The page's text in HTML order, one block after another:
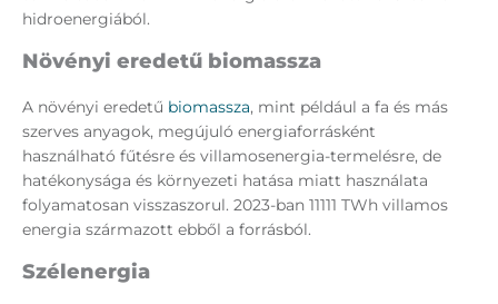
hidroenergiából.
Növényi eredetű biomassza
A növényi eredetű biomassza, mint például a fa és más
szerves anyagok, megújuló energiaforrásként
használható fűtésre és villamosenergia-termelésre, de
hatékonysága és környezeti hatása miatt használata
folyamatosan visszaszorul. 2023-ban 11111 TWh villamos
energia származott ebből a forrásból.
Szélenergia